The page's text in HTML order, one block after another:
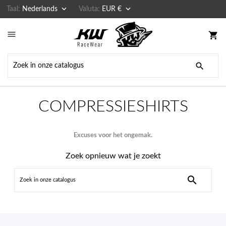
Taal: Nederlands  Valuta: EUR € 
 shopping_cart

COMPRESSIESHIRTS
Excuses voor het ongemak.
Zoek opnieuw wat je zoekt
